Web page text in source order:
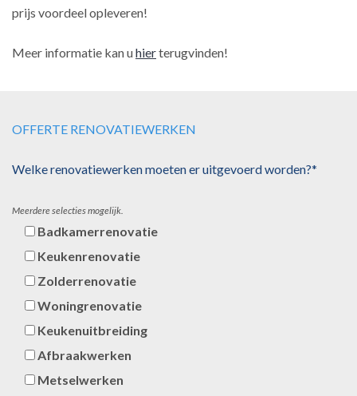
prijs voordeel opleveren!
Meer informatie kan uhierterugvinden!
OFFERTE RENOVATIEWERKEN
Welke renovatiewerken moeten er uitgevoerd worden?*
Meerdere selecties mogelijk.
Badkamerrenovatie
Keukenrenovatie
Zolderrenovatie
Woningrenovatie
Keukenuitbreiding
Afbraakwerken
Metselwerken